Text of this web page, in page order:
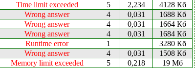
Time limit exceeded 5 2,234
4128 Кб
Wrong answer 4 0,031
1688 Кб
Wrong answer 4 0,031
1664 Кб
Wrong answer 4 0,031
1684 Кб
Runtime error 1
3280 Кб
Wrong answer 4 0,031
1508 Кб
Memory limit exceeded 5 0,218
19 Мб